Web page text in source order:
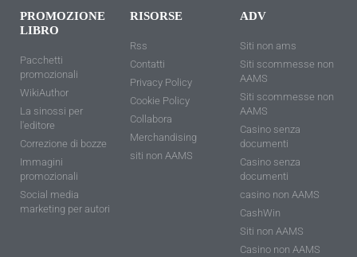
PROMOZIONE
LIBRO
Pacchetti
promozionali
WikiAuthor
La sinossi per
l'editore
Correzione di bozze
Immagini
promozionali
Social media
marketing per autori
RISORSE
Rss
Contatti
Privacy Policy
Cookie Policy
Collabora
Merchandising
siti non AAMS
ADV
Siti non ams
Siti scommesse non
AAMS
Siti scommesse non
AAMS
Casino senza
documenti
Casino senza
documenti
casino non AAMS
CashWin
Siti non AAMS
Casino non AAMS